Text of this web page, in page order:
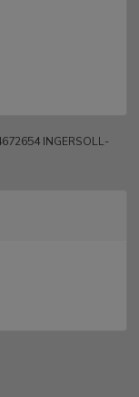
INGERSOLL-